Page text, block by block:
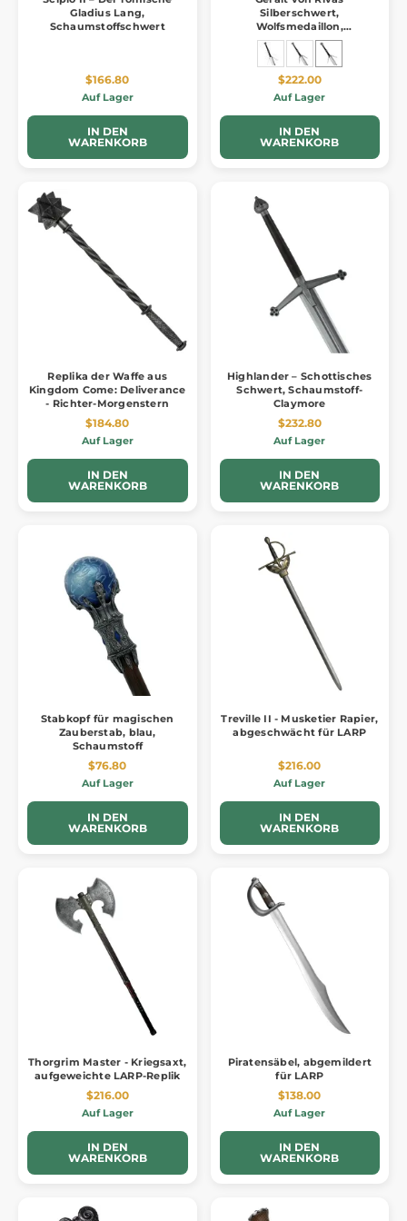
Gladius Lang,
Schaumstoffschwert
$166.80
Auf Lager
IN DEN
WARENKORB
Silberschwert,
Wolfsmedaillon,
Schaumstoffreplik
$222.00
Auf Lager
IN DEN
WARENKORB
Replika der Waffe aus
Kingdom Come: Deliverance
- Richter-Morgenstern
$184.80
Auf Lager
IN DEN
WARENKORB
Highlander – Schottisches
Schwert, Schaumstoff-
Claymore
$232.80
Auf Lager
IN DEN
WARENKORB
Stabkopf für magischen
Zauberstab, blau,
Schaumstoff
$76.80
Auf Lager
IN DEN
WARENKORB
Treville II - Musketier Rapier,
abgeschwächt für LARP
$216.00
Auf Lager
IN DEN
WARENKORB
Thorgrim Master - Kriegsaxt,
aufgeweichte LARP-Replik
$216.00
Auf Lager
IN DEN
WARENKORB
Piratensäbel, abgemildert
für LARP
$138.00
Auf Lager
IN DEN
WARENKORB